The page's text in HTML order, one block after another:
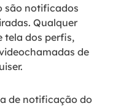
são notificados
Qualquer
tela dos perfis,
de
de notificação do